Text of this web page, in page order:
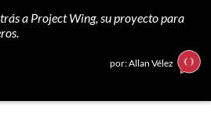
a Project Wing, su proyecto para
por: Allan Vélez